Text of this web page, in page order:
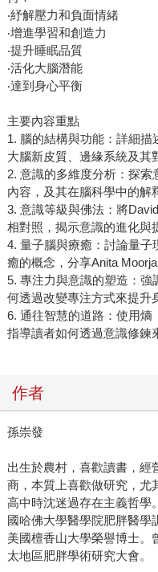
‧紓解壓力和負面情緒
‧增進學習和創造力
‧提升睡眠品質
‧活化大腦潛能
‧達到身心平衡
主要內容重點
1. 腦的結構與功能：詳細
大腦新皮質、邊緣系統及其
2. 意識的多維度分析：探
內容，及其在腦科學中的解
3. 意識等級與佛法：將
相對照，揭示意識的進化與
4. 量子腦與療癒：討論量子
癒的概念，分享Anita
5. 專注力與意識的塑造：強
何透過改變專注方式來提升
6. 通往智慧的道路：使用熵
指導讀者如何透過意識修鍊
作者
孫崇發
出生於農村，喜歡讀書，經
商，本質上喜歡做研究，尤
高中時沈迷過存在主義哲學
國哈佛大學醫學院肥胖醫學
美國檀香山大學榮譽博士。
太地區肥胖學術研究大會。